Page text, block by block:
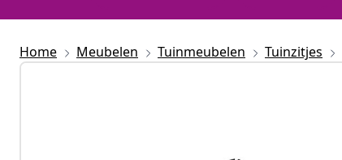
Home Meubelen Tuinmeubelen Tuinzitjes